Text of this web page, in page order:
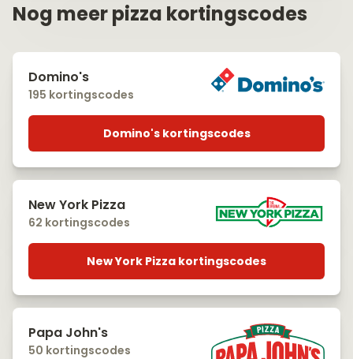
Nog meer pizza kortingscodes
Domino's
195 kortingscodes
Domino's kortingscodes
New York Pizza
62 kortingscodes
New York Pizza kortingscodes
Papa John's
50 kortingscodes